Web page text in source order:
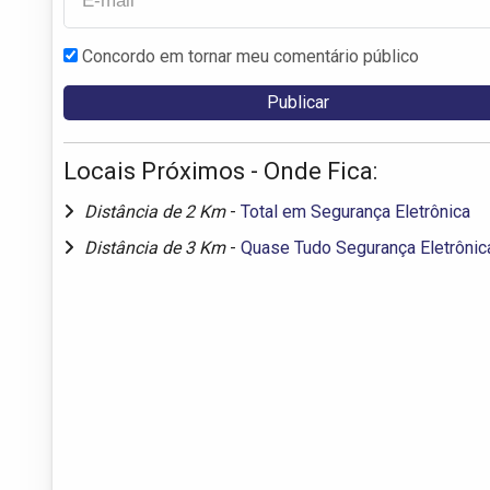
Concordo em tornar meu comentário público
Locais Próximos - Onde Fica:
Distância de 2 Km - Total em Segurança Eletrônica
Distância de 3 Km - Quase Tudo Segurança